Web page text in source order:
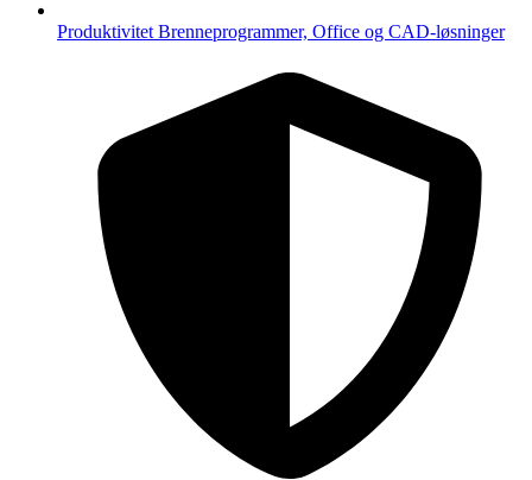
Produktivitet Brenneprogrammer, Office og CAD-løsninger